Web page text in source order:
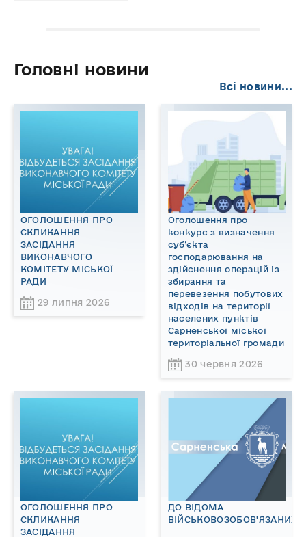
Головні новини
Всі новини...
ОГОЛОШЕННЯ ПРО
СКЛИКАННЯ
ЗАСІДАННЯ
ВИКОНАВЧОГО
КОМІТЕТУ МІСЬКОЇ
РАДИ
29 липня 2026
Оголошення про
конкурс з визначення
суб’єкта
господарювання на
здійснення операцій із
збирання та
перевезення побутових
відходів на території
населених пунктів
Сарненської міської
територіальної громади
30 червня 2026
ОГОЛОШЕННЯ ПРО
СКЛИКАННЯ
ЗАСІДАННЯ
ДО ВІДОМА
ВІЙСЬКОВОЗОБОВ'ЯЗАНИХ!